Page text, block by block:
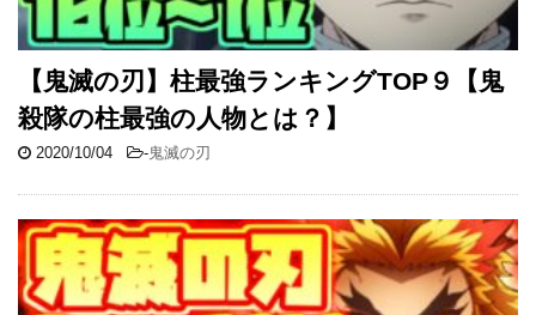
【鬼滅の刃】柱最強ランキングTOP９【鬼
殺隊の柱最強の人物とは？】
2020/10/04 -鬼滅の刃